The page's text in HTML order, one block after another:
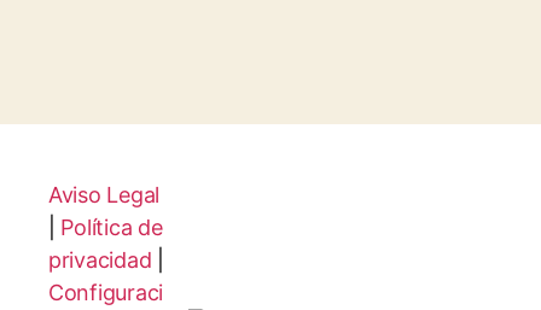
Aviso Legal
Política de
privacidad
Configuraci